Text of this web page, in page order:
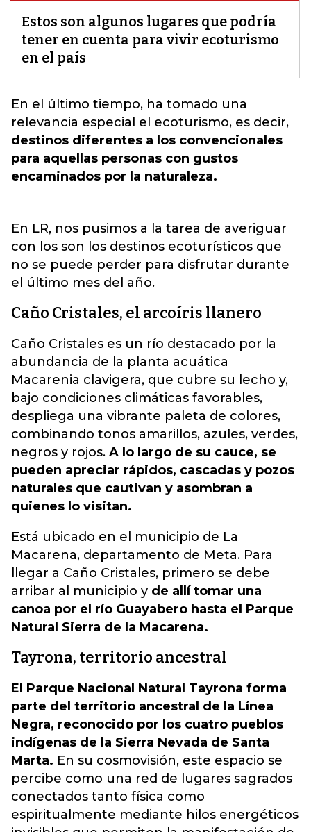
Estos son algunos lugares que podría
tener en cuenta para vivir ecoturismo
en el país
En el último tiempo, ha tomado una
relevancia especial el ecoturismo, es decir,
destinos diferentes a los convencionales
para aquellas personas con gustos
encaminados por la naturaleza.
En LR, nos pusimos a la tarea de averiguar
con los son los destinos ecoturísticos que
no se puede perder para disfrutar durante
el último mes del año.
Caño Cristales, el arcoíris llanero
Caño Cristales es un río destacado por la
abundancia de la planta acuática
Macarenia clavigera, que cubre su lecho y,
bajo condiciones climáticas favorables,
despliega una vibrante paleta de colores,
combinando tonos amarillos, azules, verdes,
negros y rojos. A lo largo de su cauce, se
pueden apreciar rápidos, cascadas y pozos
naturales que cautivan y asombran a
quienes lo visitan.
Está ubicado en el municipio de La
Macarena, departamento de Meta. Para
llegar a Caño Cristales, primero se debe
arribar al municipio y de allí tomar una
canoa por el río Guayabero hasta el Parque
Natural Sierra de la Macarena.
Tayrona, territorio ancestral
El Parque Nacional Natural Tayrona forma
parte del territorio ancestral de la Línea
Negra, reconocido por los cuatro pueblos
indígenas de la Sierra Nevada de Santa
Marta. En su cosmovisión, este espacio se
percibe como una red de lugares sagrados
conectados tanto física como
espiritualmente mediante hilos energéticos